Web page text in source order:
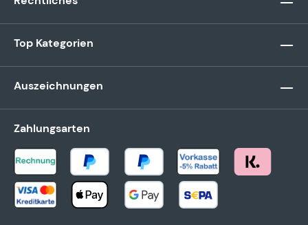
Top Kategorien
Auszeichnungen
Zahlungsarten